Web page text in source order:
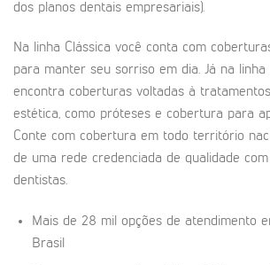
dos planos dentais empresariais).
Na linha Clássica você conta com
para manter seu sorriso em dia. Já na linha
encontra coberturas voltadas à
estética, como próteses e cobertura para
Conte com cobertura em todo território
de uma rede credenciada de qualidade
dentistas.
Mais de 28 mil opções de atendimento
Brasil